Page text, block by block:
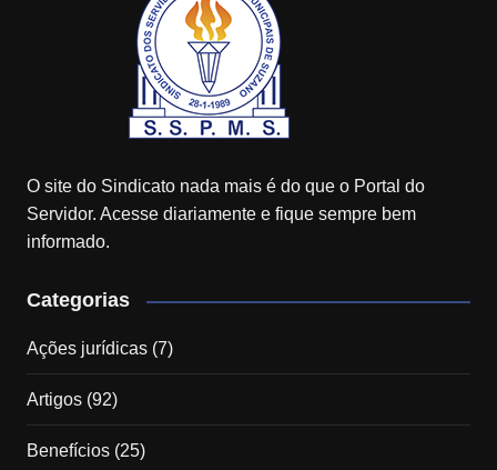
O site do Sindicato nada mais é do que o Portal do
Servidor. Acesse diariamente e fique sempre bem
informado.
Categorias
Ações jurídicas(7)
Artigos(92)
Benefícios(25)